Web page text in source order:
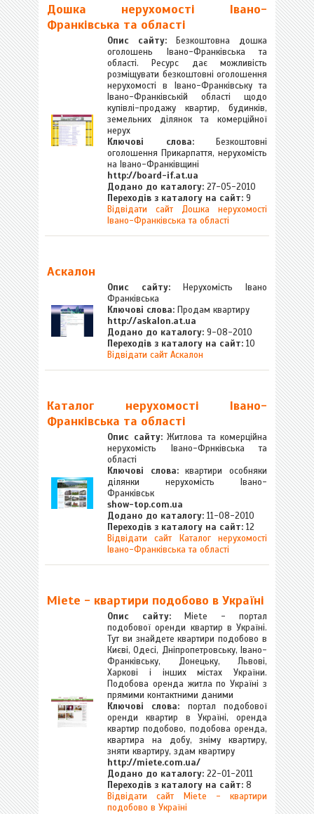
Дошка нерухомості Івано-
Франківська та області
Опис сайту:
Безкоштовна дошка
оголошень Івано-Франківська та
області. Ресурс дає можливість
розміщувати безкоштовні оголошення
нерухомості в Івано-Франківську та
Івано-Франківській області щодо
купівлі-продажу квартир, будинків,
земельних ділянок та комерційної
нерух
Ключові слова:Безкоштовні
оголошення Прикарпаття, нерухомість
на Івано-Франківщині
http://board-if.at.ua
Додано до каталогу: 27-05-2010
Переходів з каталогу на сайт: 9
Відвідати сайт Дошка нерухомості
Івано-Франківська та області
Аскалон
Опис сайту:
Нерухомість Івано
Франківська
Ключові слова: Продам квартиру
http://askalon.at.ua
Додано до каталогу: 9-08-2010
Переходів з каталогу на сайт: 10
Відвідати сайт Аскалон
Каталог нерухомості Івано-
Франківська та області
Опис сайту: Житлова та комерційна
нерухомість Івано-Фрнківська та
області
Ключові слова:квартири особняки
ділянки нерухомість Івано-
Франківськ
show-top.com.ua
Додано до каталогу: 11-08-2010
Переходів з каталогу на сайт: 12
Відвідати сайт Каталог нерухомості
Івано-Франківська та області
Miete - квартири подобово в Україні
Опис сайту:
Miete - портал
подобової оренди квартир в Україні.
Тут ви знайдете квартири подобово в
Києві, Одесі, Дніпропетровську, Івано-
Франківську, Донецьку, Львові,
Харкові і інших містах України.
Подобова оренда житла по Україні з
прямими контактними даними
Ключові слова: портал подобової
оренди квартир в Україні, оренда
квартир подобово, подобова оренда,
квартира на добу, зніму квартиру,
зняти квартиру, здам квартиру
http://miete.com.ua/
Додано до каталогу: 22-01-2011
Переходів з каталогу на сайт: 8
Відвідати сайт Miete - квартири
подобово в Україні